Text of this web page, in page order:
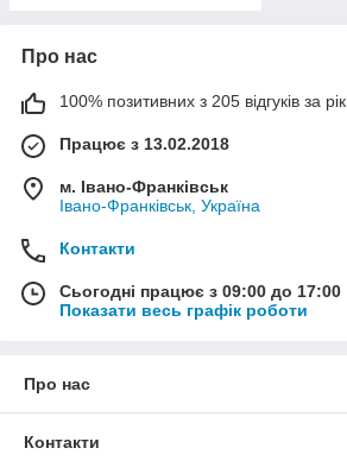
Про нас
100% позитивних з 205 відгуків за рік
Працює з 13.02.2018
м. Івано-Франківськ
Івано-Франківськ, Україна
Контакти
Сьогодні працює з 09:00 до 17:00
Показати весь графік роботи
Про нас
Контакти